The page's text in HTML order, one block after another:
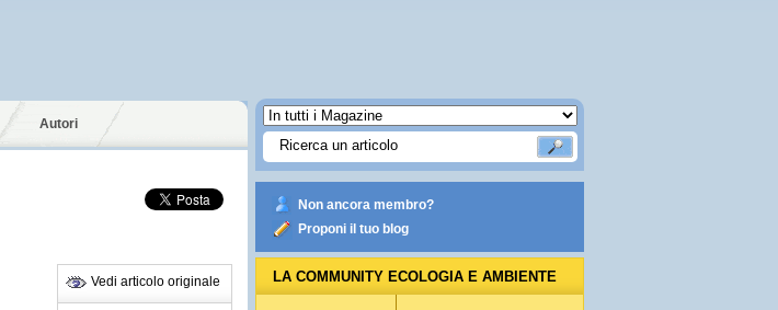
Autori
Vedi articolo originale
Non ancora membro?
Proponi il tuo blog
LA COMMUNITY ECOLOGIA E AMBIENTE